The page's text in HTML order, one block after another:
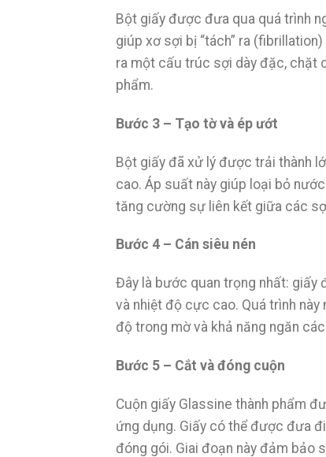
Bột giấy được đưa qua quá trình
giúp xơ sợi bị “tách” ra
ra một cấu trúc sợi dày đặc, chặt
phẩm.
Bước 3 – Tạo tờ và ép ướt
Bột giấy đã xử lý được trải thành
cao. Áp suất này giúp loại bỏ
tăng cường sự liên kết giữa các
Bước 4 – Cán siêu nén
Đây là bước quan trọng nhất:
và nhiệt độ cực cao. Quá trình
độ trong mờ và khả năng ngăn
Bước 5 – Cắt và đóng cuộn
Cuộn giấy Glassine thành phẩm
ứng dụng. Giấy có thể được đưa
đóng gói. Giai đoạn này đảm bảo